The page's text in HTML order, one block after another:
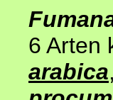
6 Arten
arabica,